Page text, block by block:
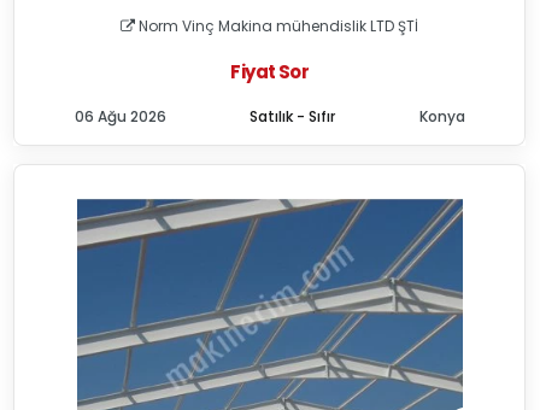
Norm Vinç Makina mühendislik LTD ŞTİ
Fiyat Sor
Satılık - Sıfır
06 Ağu 2026 Konya